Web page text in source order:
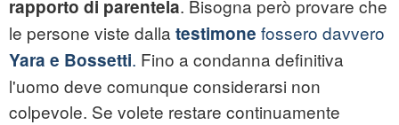
rapporto di parentela. Bisogna però provare che
le persone viste dalla testimone fossero davvero
Yara e Bossetti. Fino a condanna definitiva
l'uomo deve comunque considerarsi non
colpevole. Se volete restare continuamente